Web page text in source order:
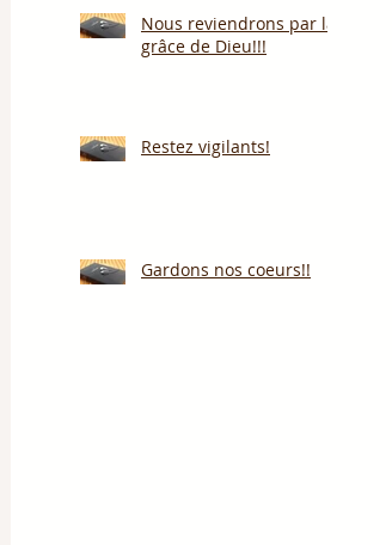
Nous reviendrons par la
grâce de Dieu!!!
Restez vigilants!
Gardons nos coeurs!!